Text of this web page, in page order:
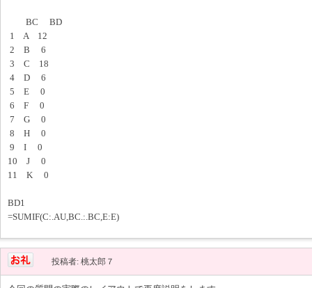
BC BD
1 A 12
2 B 6
3 C 18
4 D 6
5 E 0
6 F 0
7 G 0
8 H 0
9 I 0
10 J 0
11 K 0
BD1
=SUMIF(C:.AU,BC.:.BC,E:E)
投稿者: 桃太郎７